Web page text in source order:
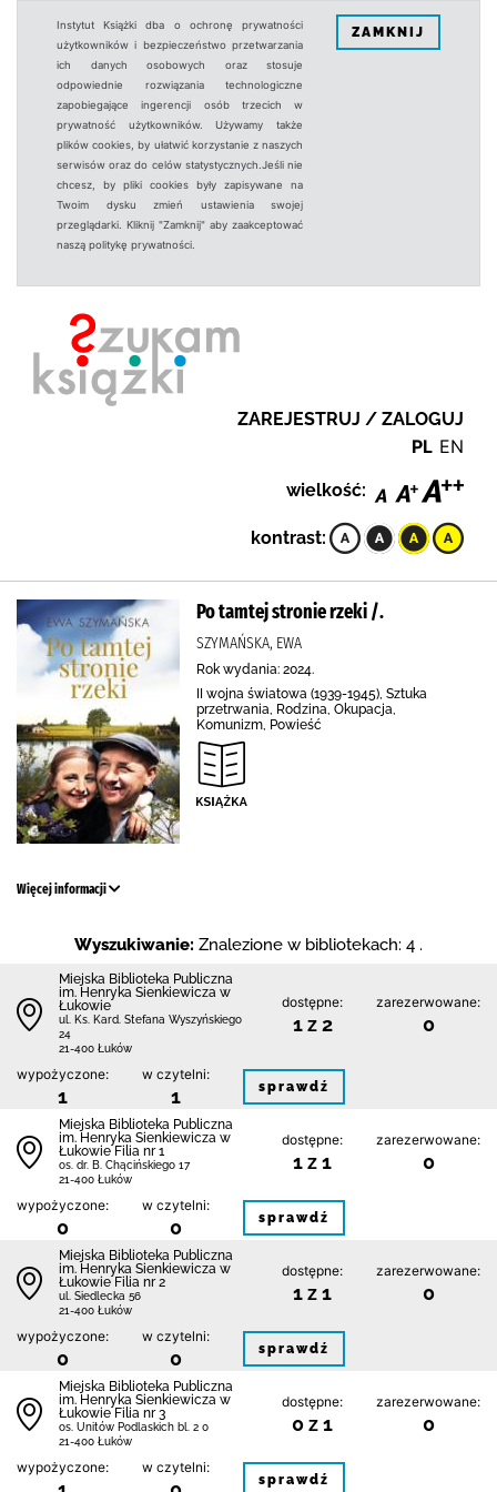
Instytut Książki dba o ochronę prywatności
użytkowników i bezpieczeństwo przetwarzania
ich danych osobowych oraz stosuje
odpowiednie rozwiązania technologiczne
zapobiegające ingerencji osób trzecich w
prywatność użytkowników. Używamy także
plików cookies, by ułatwić korzystanie z naszych
serwisów oraz do celów statystycznych.Jeśli nie
chcesz, by pliki cookies były zapisywane na
Twoim dysku zmień ustawienia swojej
przeglądarki. Kliknij "Zamknij" aby zaakceptować
naszą politykę prywatności.
ZAMKNIJ
ZAREJESTRUJ / ZALOGUJ
PL EN
wielkość:
kontrast:
Po tamtej stronie rzeki /.
SZYMAŃSKA, EWA
Rok wydania: 2024.
II wojna światowa (1939-1945), Sztuka
przetrwania, Rodzina, Okupacja,
Komunizm, Powieść
Więcej informacji
Wyszukiwanie: Znalezione w bibliotekach: 4 .
Miejska Biblioteka Publiczna
im. Henryka Sienkiewicza w
Łukowie
ul. Ks. Kard. Stefana Wyszyńskiego
24
21-400 Łuków
dostępne:
1 z 2
zarezerwowane:
0
wypożyczone:
1
w czytelni:
1 sprawdź
Miejska Biblioteka Publiczna
im. Henryka Sienkiewicza w
Łukowie Filia nr 1
os. dr. B. Chącińskiego 17
21-400 Łuków
dostępne:
1 z 1
zarezerwowane:
0
wypożyczone:
0
w czytelni:
0 sprawdź
Miejska Biblioteka Publiczna
im. Henryka Sienkiewicza w
Łukowie Filia nr 2
ul. Siedlecka 56
21-400 Łuków
dostępne:
1 z 1
zarezerwowane:
0
wypożyczone:
0
w czytelni:
0 sprawdź
Miejska Biblioteka Publiczna
im. Henryka Sienkiewicza w
Łukowie Filia nr 3
os. Unitów Podlaskich bl. 2 0
21-400 Łuków
dostępne:
0 z 1
zarezerwowane:
0
wypożyczone: w czytelni:
sprawdź